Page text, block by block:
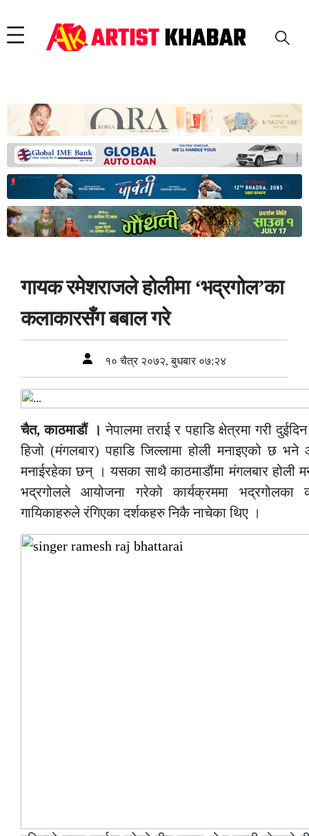
गायक रमेशराजले होलीमा ‘भद्रगोल’का
कलाकारसँग बबाल गरे
१० चैत्र २०७२, बुधबार ०७:२४
चैत, काठमाडौं । नेपालमा तराई र पहाडि क्षेत्रमा गरी
हिजो (मंगलबार) पहाडि जिल्लामा होली मनाइएको छ
मनाईरहेका छन् । यसका साथै काठमाडौंमा मंगलबार होली
भद्रगोलले आयोजना गरेको कार्यक्रममा
गायिकाहरुले रंगिएका दर्शकहरु निकै नाचेका थिए ।